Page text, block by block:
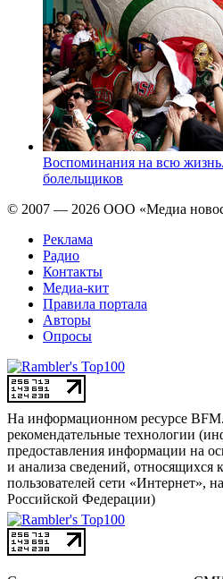
Воспоминания на всю
болельщиков
© 2007 — 2026 ООО «Медиа
Реклама
Радио
Контакты
Медиа-кит
Правила портала
Авторы
Опросы
На информационном ресурсе
рекомендательные технологии
предоставления информации на
и анализа сведений, относящихся
пользователей сети «Интернет»,
Российской Федерации)